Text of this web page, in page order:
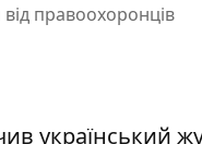
правоохоронців
український